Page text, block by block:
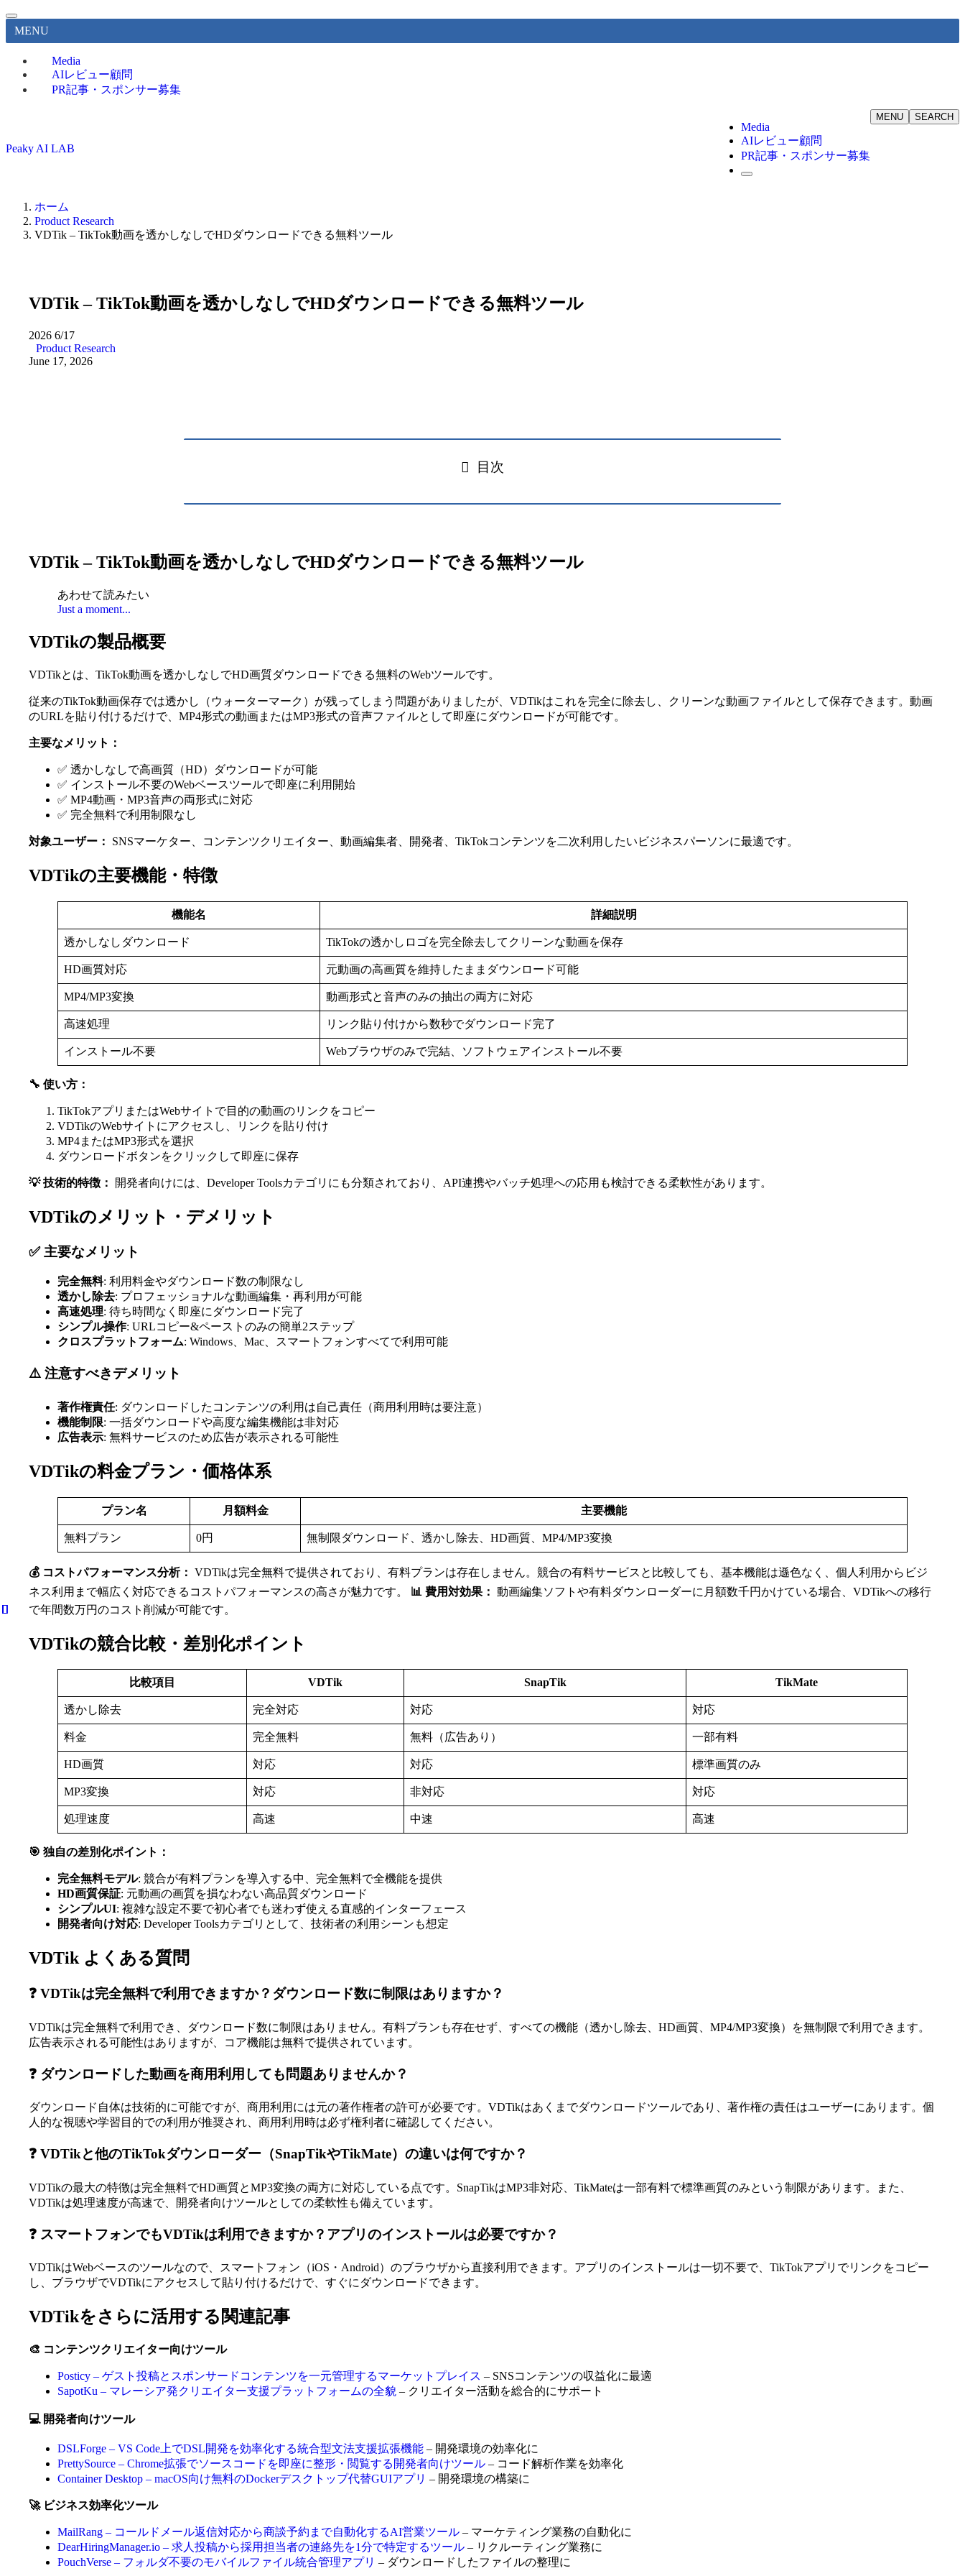
MENU
Media
AIレビュー顧問
PR記事・スポンサー募集
Peaky AI LAB
Media
AIレビュー顧問
PR記事・スポンサー募集
SEARCH
MENU
ホーム
Product Research
VDTik – TikTok動画を透かしなしでHDダウンロードできる無料ツール
VDTik – TikTok動画を透かしなしでHDダウンロードできる無料ツール
2026 6/17
Product Research
June 17, 2026
目次
VDTik – TikTok動画を透かしなしでHDダウンロードできる無料ツール
あわせて読みたい
Just a moment...
VDTikの製品概要
VDTikとは、TikTok動画を透かしなしでHD画質ダウンロードできる無料のWebツールです。
従来のTikTok動画保存では透かし（ウォーターマーク）が残ってしまう問題がありましたが、VDTikはこれを完全に除去し、クリーンな動画ファイルとして保存できます。動画
のURLを貼り付けるだけで、MP4形式の動画またはMP3形式の音声ファイルとして即座にダウンロードが可能です。
主要なメリット：
✅ 透かしなしで高画質（HD）ダウンロードが可能
✅ インストール不要のWebベースツールで即座に利用開始
✅ MP4動画・MP3音声の両形式に対応
✅ 完全無料で利用制限なし
対象ユーザー： SNSマーケター、コンテンツクリエイター、動画編集者、開発者、TikTokコンテンツを二次利用したいビジネスパーソンに最適です。
VDTikの主要機能・特徴
機能名 詳細説明
透かしなしダウンロード TikTokの透かしロゴを完全除去してクリーンな動画を保存
HD画質対応 元動画の高画質を維持したままダウンロード可能
MP4/MP3変換 動画形式と音声のみの抽出の両方に対応
高速処理 リンク貼り付けから数秒でダウンロード完了
インストール不要 Webブラウザのみで完結、ソフトウェアインストール不要
🔧 使い方：
TikTokアプリまたはWebサイトで目的の動画のリンクをコピー
VDTikのWebサイトにアクセスし、リンクを貼り付け
MP4またはMP3形式を選択
ダウンロードボタンをクリックして即座に保存
💡 技術的特徴： 開発者向けには、Developer Toolsカテゴリにも分類されており、API連携やバッチ処理への応用も検討できる柔軟性があります。
VDTikのメリット・デメリット
✅ 主要なメリット
完全無料: 利用料金やダウンロード数の制限なし
透かし除去: プロフェッショナルな動画編集・再利用が可能
高速処理: 待ち時間なく即座にダウンロード完了
シンプル操作: URLコピー&ペーストのみの簡単2ステップ
クロスプラットフォーム: Windows、Mac、スマートフォンすべてで利用可能
⚠️ 注意すべきデメリット
著作権責任: ダウンロードしたコンテンツの利用は自己責任（商用利用時は要注意）
機能制限: 一括ダウンロードや高度な編集機能は非対応
広告表示: 無料サービスのため広告が表示される可能性
VDTikの料金プラン・価格体系
プラン名 月額料金 主要機能
無料プラン 0円 無制限ダウンロード、透かし除去、HD画質、MP4/MP3変換
💰 コストパフォーマンス分析： VDTikは完全無料で提供されており、有料プランは存在しません。競合の有料サービスと比較しても、基本機能は遜色なく、個人利用からビジ
ネス利用まで幅広く対応できるコストパフォーマンスの高さが魅力です。
📊 費用対効果： 動画編集ソフトや有料ダウンローダーに月額数千円かけている場合、VDTikへの移行
で年間数万円のコスト削減が可能です。
VDTikの競合比較・差別化ポイント
比較項目 VDTik SnapTik TikMate
透かし除去 完全対応 対応 対応
料金 完全無料 無料（広告あり） 一部有料
HD画質 対応 対応 標準画質のみ
MP3変換 対応 非対応 対応
処理速度 高速 中速 高速
🎯 独自の差別化ポイント：
完全無料モデル: 競合が有料プランを導入する中、完全無料で全機能を提供
HD画質保証: 元動画の画質を損なわない高品質ダウンロード
シンプルUI: 複雑な設定不要で初心者でも迷わず使える直感的インターフェース
開発者向け対応: Developer Toolsカテゴリとして、技術者の利用シーンも想定
VDTik よくある質問
❓ VDTikは完全無料で利用できますか？ダウンロード数に制限はありますか？
VDTikは完全無料で利用でき、ダウンロード数に制限はありません。有料プランも存在せず、すべての機能（透かし除去、HD画質、MP4/MP3変換）を無制限で利用できます。
広告表示される可能性はありますが、コア機能は無料で提供されています。
❓ ダウンロードした動画を商用利用しても問題ありませんか？
ダウンロード自体は技術的に可能ですが、商用利用には元の著作権者の許可が必要です。VDTikはあくまでダウンロードツールであり、著作権の責任はユーザーにあります。個
人的な視聴や学習目的での利用が推奨され、商用利用時は必ず権利者に確認してください。
❓ VDTikと他のTikTokダウンローダー（SnapTikやTikMate）の違いは何ですか？
VDTikの最大の特徴は完全無料でHD画質とMP3変換の両方に対応している点です。SnapTikはMP3非対応、TikMateは一部有料で標準画質のみという制限があります。また、
VDTikは処理速度が高速で、開発者向けツールとしての柔軟性も備えています。
❓ スマートフォンでもVDTikは利用できますか？アプリのインストールは必要ですか？
VDTikはWebベースのツールなので、スマートフォン（iOS・Android）のブラウザから直接利用できます。アプリのインストールは一切不要で、TikTokアプリでリンクをコピー
し、ブラウザでVDTikにアクセスして貼り付けるだけで、すぐにダウンロードできます。
VDTikをさらに活用する関連記事
🎨 コンテンツクリエイター向けツール
Posticy – ゲスト投稿とスポンサードコンテンツを一元管理するマーケットプレイス – SNSコンテンツの収益化に最適
SapotKu – マレーシア発クリエイター支援プラットフォームの全貌 – クリエイター活動を総合的にサポート
💻 開発者向けツール
DSLForge – VS Code上でDSL開発を効率化する統合型文法支援拡張機能 – 開発環境の効率化に
PrettySource – Chrome拡張でソースコードを即座に整形・閲覧する開発者向けツール – コード解析作業を効率化
Container Desktop – macOS向け無料のDockerデスクトップ代替GUIアプリ – 開発環境の構築に
🚀 ビジネス効率化ツール
MailRang – コールドメール返信対応から商談予約まで自動化するAI営業ツール – マーケティング業務の自動化に
DearHiringManager.io – 求人投稿から採用担当者の連絡先を1分で特定するツール – リクルーティング業務に
PouchVerse – フォルダ不要のモバイルファイル統合管理アプリ – ダウンロードしたファイルの整理に